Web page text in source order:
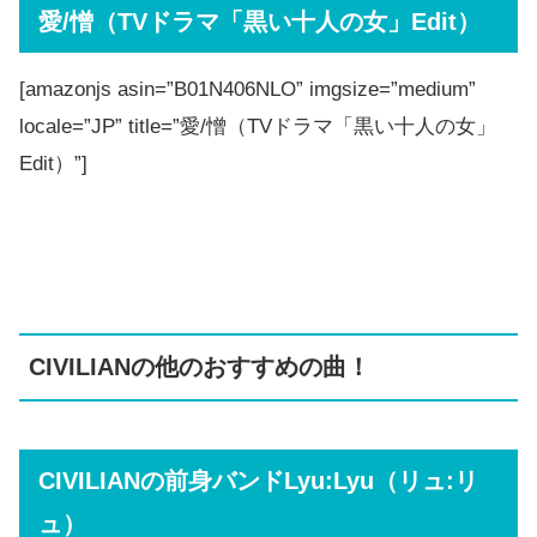
愛/憎（TVドラマ「黒い十人の女」Edit）
[amazonjs asin=”B01N406NLO” imgsize=”medium”
locale=”JP” title=”愛/憎（TVドラマ「黒い十人の女」
Edit）”]
CIVILIANの他のおすすめの曲！
CIVILIANの前身バンドLyu:Lyu（リュ:リ
ュ）